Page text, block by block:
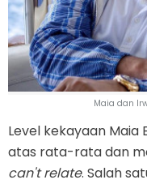
Maia dan
Level kekayaan
atas rata-rata dan
can't relate. Salah